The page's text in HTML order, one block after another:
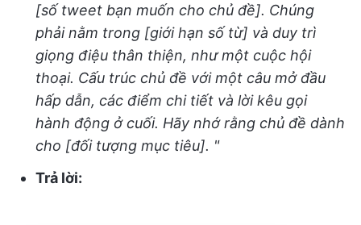
[số tweet bạn muốn cho chủ đề]. Chúng
phải nằm trong [giới hạn số từ] và duy trì
giọng điệu thân thiện, như một cuộc hội
thoại. Cấu trúc chủ đề với một câu mở đầu
hấp dẫn, các điểm chi tiết và lời kêu gọi
hành động ở cuối. Hãy nhớ rằng chủ đề dành
cho [đối tượng mục tiêu]. "
Trả lời: